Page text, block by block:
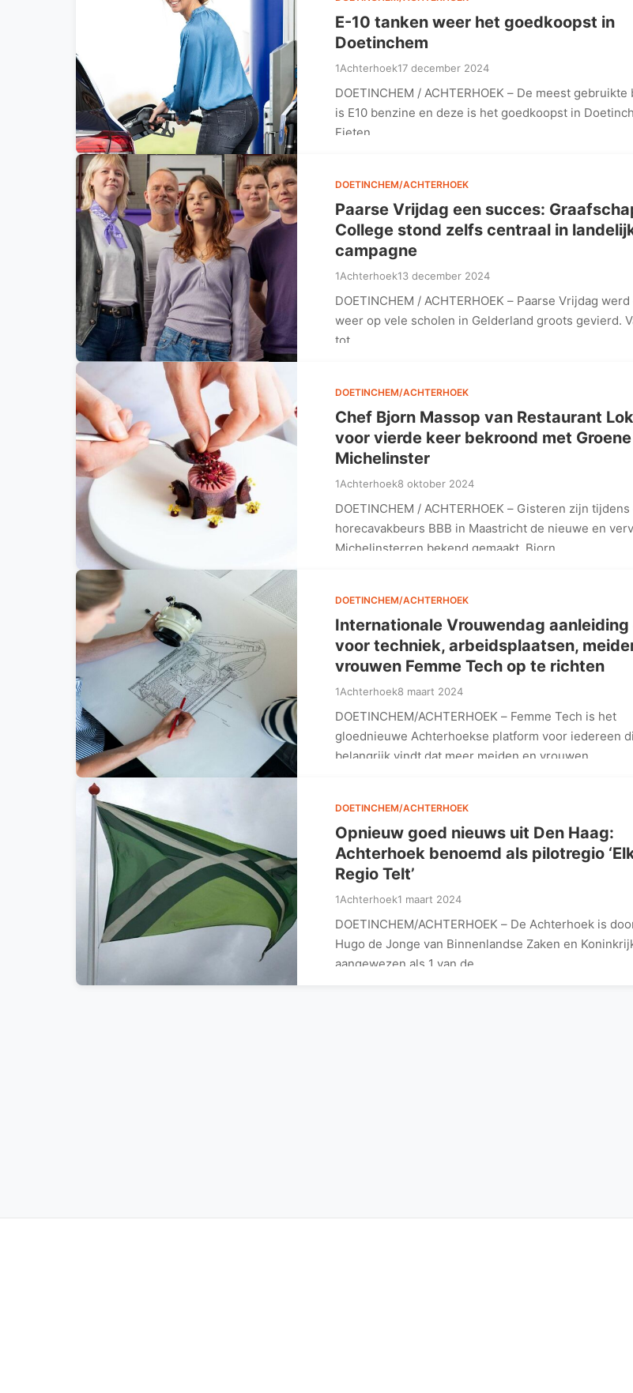
E-10 tanken weer het goedkoopst in
Doetinchem
1Achterhoek17 december 2024
DOETINCHEM / ACHTERHOEK – De meest
is E10 benzine en deze is het goedkoopst in
Fieten…
DOETINCHEM/ACHTERHOEK
Paarse Vrijdag een succes:
College stond zelfs centraal in
campagne
1Achterhoek13 december 2024
DOETINCHEM / ACHTERHOEK – Paarse Vrijdag
weer op vele scholen in Gelderland groots gevierd.
tot…
DOETINCHEM/ACHTERHOEK
Chef Bjorn Massop van Restaurant
voor vierde keer bekroond met Groene
Michelinster
1Achterhoek8 oktober 2024
DOETINCHEM / ACHTERHOEK – Gisteren zijn tijdens
horecavakbeurs BBB in Maastricht de nieuwe en
Michelinsterren bekend gemaakt. Bjorn…
DOETINCHEM/ACHTERHOEK
Internationale Vrouwendag aanleiding
voor techniek, arbeidsplaatsen,
vrouwen Femme Tech op te richten
1Achterhoek8 maart 2024
DOETINCHEM/ACHTERHOEK – Femme Tech is het
gloednieuwe Achterhoekse platform voor iedereen
belangrijk vindt dat meer meiden en vrouwen…
DOETINCHEM/ACHTERHOEK
Opnieuw goed nieuws uit Den Haag:
Achterhoek benoemd als pilotregio
Regio Telt’
1Achterhoek1 maart 2024
DOETINCHEM/ACHTERHOEK – De Achterhoek is
Hugo de Jonge van Binnenlandse Zaken en
aangewezen als 1 van de…